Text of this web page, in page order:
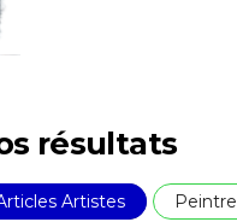
résultats
Artistes
Peintre